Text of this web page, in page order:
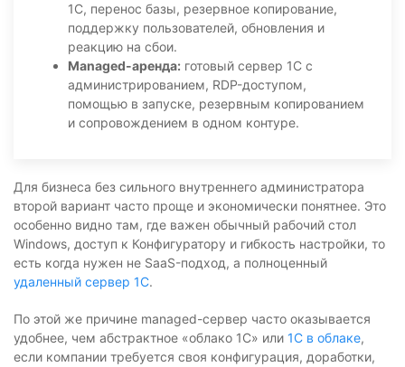
1С, перенос базы, резервное копирование,
поддержку пользователей, обновления и
реакцию на сбои.
Managed-аренда: готовый сервер 1С с
администрированием, RDP-доступом,
помощью в запуске, резервным копированием
и сопровождением в одном контуре.
Для бизнеса без сильного внутреннего администратора
второй вариант часто проще и экономически понятнее. Это
особенно видно там, где важен обычный рабочий стол
Windows, доступ к Конфигуратору и гибкость настройки, то
есть когда нужен не SaaS-подход, а полноценный
удаленный сервер 1С.
По этой же причине managed-сервер часто оказывается
удобнее, чем абстрактное «облако 1С» или 1С в облаке,
если компании требуется своя конфигурация, доработки,